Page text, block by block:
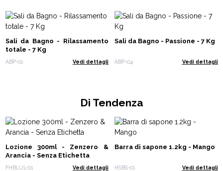
Sali da Bagno - Rilassamento
totale - 7 Kg
ABP-01 Vedi dettagli
Sali da Bagno - Passione - 7 Kg
ABP-04 Vedi dettagli
Di Tendenza
Lozione 300ml - Zenzero &
Arancia - Senza Etichetta
FHBLUL-01 Vedi dettagli
Barra di sapone 1.2kg - Mango
HSBS-01 Vedi dettagli